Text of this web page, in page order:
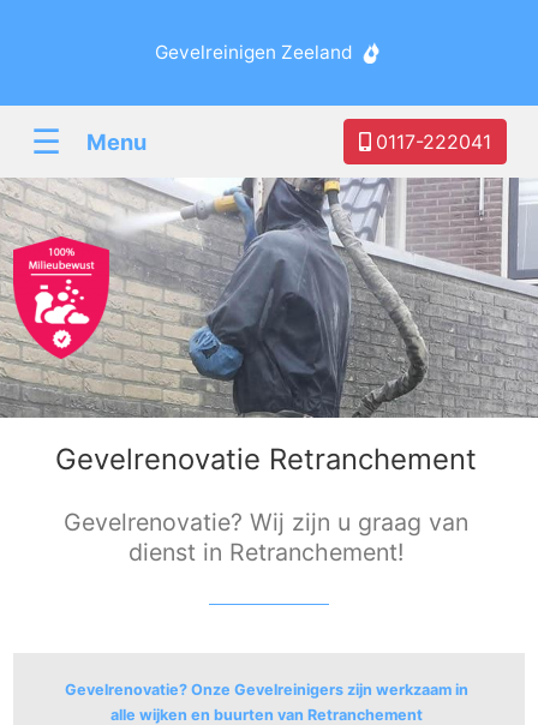
Gevelreinigen Zeeland
☰ Menu 0117-222041
Gevelrenovatie Retranchement
Gevelrenovatie? Wij zijn u graag van
dienst in Retranchement!
Gevelrenovatie? Onze Gevelreinigers zijn werkzaam in
alle wijken en buurten van Retranchement